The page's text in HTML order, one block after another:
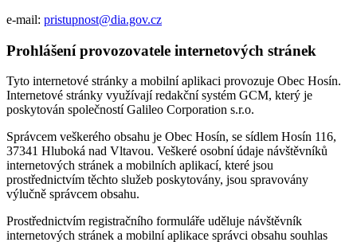
e-mail: pristupnost@dia.gov.cz
Prohlášení provozovatele internetových stránek
Tyto internetové stránky a mobilní aplikaci provozuje Obec Hosín.
Internetové stránky využívají redakční systém GCM, který je
poskytován společností Galileo Corporation s.r.o.
Správcem veškerého obsahu je Obec Hosín, se sídlem Hosín 116,
37341 Hluboká nad Vltavou. Veškeré osobní údaje návštěvníků
internetových stránek a mobilních aplikací, které jsou
prostřednictvím těchto služeb poskytovány, jsou spravovány
výlučně správcem obsahu.
Prostřednictvím registračního formuláře uděluje návštěvník
internetových stránek a mobilní aplikace správci obsahu souhlas